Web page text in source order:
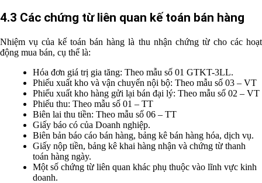
4.3 Các chứng từ liên quan kế toán bán hàng
Nhiệm vụ của kế toán bán hàng là thu nhận chứng từ cho các hoạt
động mua bán, cụ thể là:
Hóa đơn giá trị gia tăng: Theo mẫu số 01 GTKT-3LL.
Phiếu xuất kho và vận chuyển nội bộ: Theo mẫu số 03 – VT
Phiếu xuất kho hàng gửi lại bán đại lý: Theo mẫu số 02 – VT
Phiếu thu: Theo mẫu số 01 – TT
Biên lai thu tiền: Theo mẫu số 06 – TT
Giấy báo có của Doanh nghiệp.
Biên bản báo cáo bán hàng, bảng kê bán hàng hóa, dịch vụ.
Giấy nộp tiền, bảng kê khai hàng nhận và chứng từ thanh
toán hàng ngày.
Một số chứng từ liên quan khác phụ thuộc vào lĩnh vực kinh
doanh.